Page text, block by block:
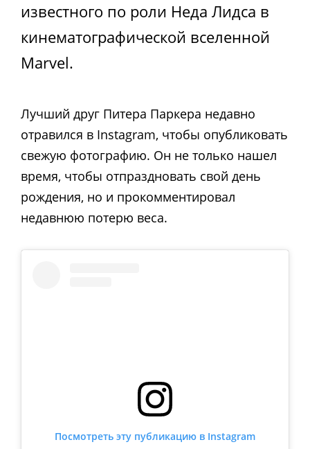
известного по роли Неда Лидса в
кинематографической вселенной
Marvel.
Лучший друг Питера Паркера недавно
отравился в Instagram, чтобы опубликовать
свежую фотографию. Он не только нашел
время, чтобы отпраздновать свой день
рождения, но и прокомментировал
недавнюю потерю веса.
Посмотреть эту публикацию в Instagram